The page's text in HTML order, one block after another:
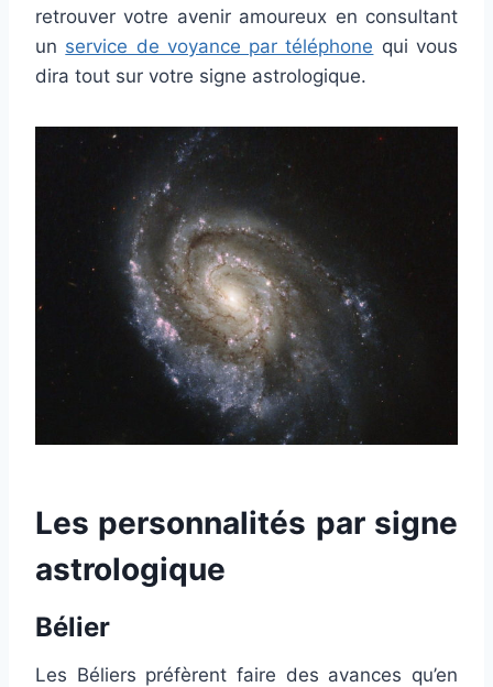
retrouver votre avenir amoureux en consultant
un service de voyance par téléphone qui vous
dira tout sur votre signe astrologique.
Les personnalités par signe
astrologique
Bélier
Les Béliers préfèrent faire des avances qu’en